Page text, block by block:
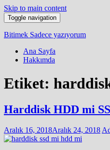
Skip to main content
Toggle navigation
Bitimek Sadece yazıyorum
Ana Sayfa
Hakkımda
Etiket:
Harddisk HDD mi
Aralık 16, 2018Aralık 24, 2018